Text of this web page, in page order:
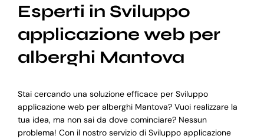
Esperti in Sviluppo
applicazione web per
alberghi Mantova
Stai cercando una soluzione efficace per Sviluppo
applicazione web per alberghi Mantova? Vuoi realizzare la
tua idea, ma non sai da dove cominciare? Nessun
problema! Con il nostro servizio di Sviluppo applicazione